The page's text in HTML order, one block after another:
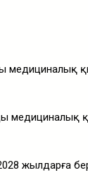
медициналық
медициналық
жылдарға